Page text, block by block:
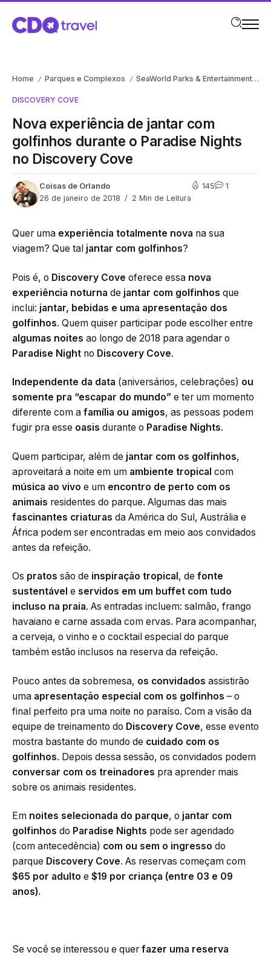
Home / Parques e Complexos / SeaWorld Parks & Entertainment /
DISCOVERY COVE
Nova experiência de jantar com
golfinhos durante o Paradise Nights
no Discovery Cove
Coisas de Orlando
26 de janeiro de 2018
2 Min de Leitura
145 1
Quer uma experiência totalmente nova na sua
viagem? Que tal jantar com golfinhos?
Pois é, o Discovery Cove oferece essa nova
experiência noturna de jantar com golfinhos que
inclui: jantar, bebidas e uma apresentação dos
golfinhos. Quem quiser participar pode escolher entre
algumas noites ao longo de 2018 para agendar o
Paradise Night no Discovery Cove.
Independente da data (aniversários, celebrações) ou
somente pra “escapar do mundo” e ter um momento
diferente com a família ou amigos, as pessoas podem
fugir pra esse oasis durante o Paradise Nights.
Quem participar, além de jantar com os golfinhos,
aproveitará a noite em um ambiente tropical com
música ao vivo e um encontro de perto com os
animais residentes do parque. Algumas das mais
fascinantes criaturas da América do Sul, Austrália e
África podem ser encontradas em meio aos convidados
antes da refeição.
Os pratos são de inspiração tropical , de fonte
sustentável e servidos em um buffet com tudo
incluso na praia. As entradas incluem: salmão, frango
havaiano e carne assada com ervas. Para acompanhar,
a cerveja, o vinho e o cocktail especial do parque
também estão inclusos na reserva da refeição.
Pouco antes da sobremesa, os convidados assistirão
uma apresentação especial com os golfinhos – o
final perfeito pra uma noite no paraíso. Com a visão da
equipe de treinamento do Discovery Cove, esse evento
mostra bastante do mundo de cuidado com os
golfinhos. Depois dessa sessão, os convidados podem
conversar com os treinadores pra aprender mais
sobre os animais residentes.
Em noites selecionada do parque, o jantar com
golfinhos do Paradise Nights pode ser agendado
(com antecedência) com ou sem o ingresso do
parque Discovery Cove. As reservas começam com
$65 por adulto e $19 por criança (entre 03 e 09
anos).
Se você se interessou e quer fazer uma reserva